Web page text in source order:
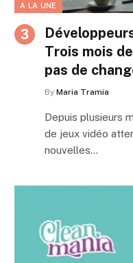
A LA UNE
Trois mois
pas de
By Maria Tramia
Depuis plusieurs
de jeux vidéo
nouvelles…